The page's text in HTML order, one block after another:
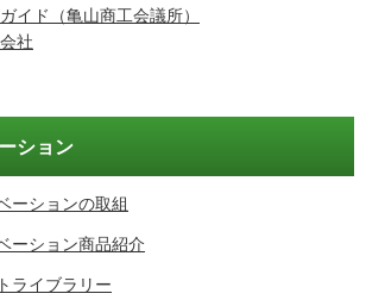
イド（亀山商工会議所）
社
ション
ーションの取組
ーション商品紹介
ライブラリー